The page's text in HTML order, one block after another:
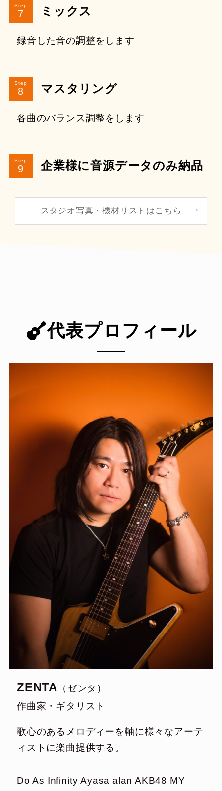
Step ミックス
録音した音の調整をします
Step マスタリング
各曲のバランス調整をします
Step 企業様に音源データのみ納品
スタジオ写真・機材リストはこちら
代表プロフィール
ZENTA （ゼンタ）
作曲家・ギタリスト
歌心のあるメロディーを軸に様々なアーテ
ィストに楽曲提供する。
Do As Infinity Ayasa alan AKB48 MY